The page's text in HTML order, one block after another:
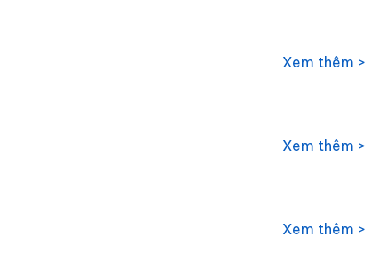
Xem thêm >
Xem thêm >
Xem thêm >